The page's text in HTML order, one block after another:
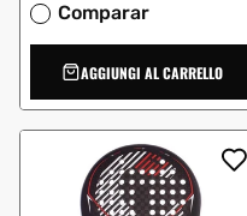
Comparar
AGGIUNGI AL CARRELLO